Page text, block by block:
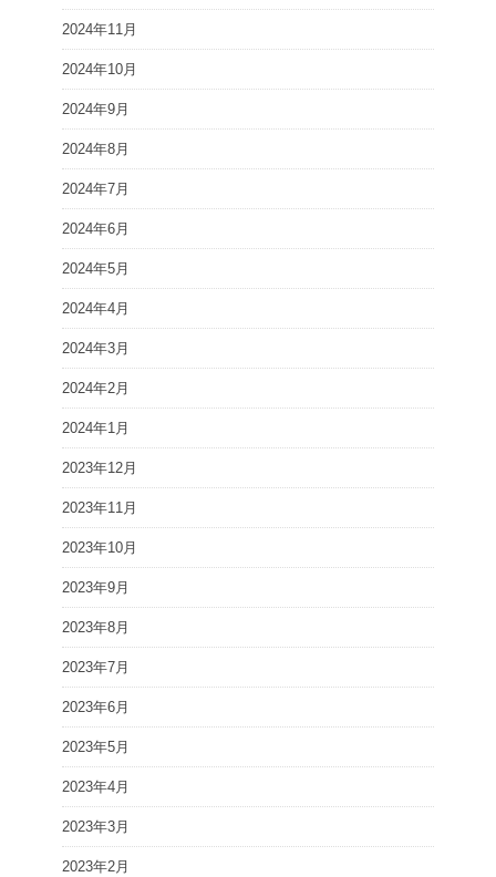
2024年11月
2024年10月
2024年9月
2024年8月
2024年7月
2024年6月
2024年5月
2024年4月
2024年3月
2024年2月
2024年1月
2023年12月
2023年11月
2023年10月
2023年9月
2023年8月
2023年7月
2023年6月
2023年5月
2023年4月
2023年3月
2023年2月